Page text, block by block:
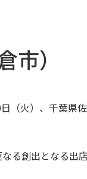
）
（火）、千葉県
る創出となる出店